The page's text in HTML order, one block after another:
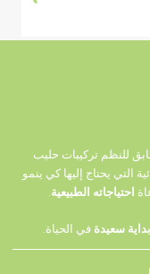
للنظم تركيبات حليب
التي يحتاج إليها كي ينمو
احتياجاته الطبيعية.
سعيدة في الحياة.